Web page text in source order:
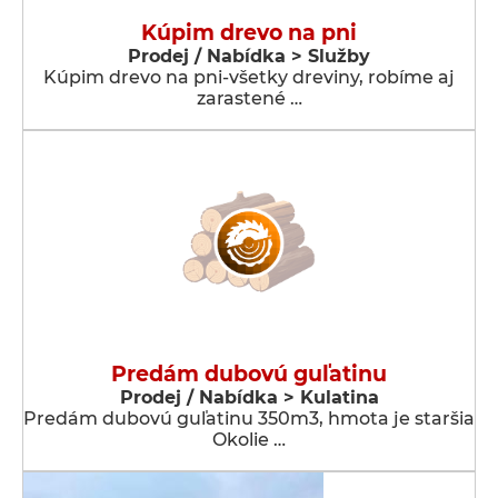
Kúpim drevo na pni
Prodej / Nabídka > Služby
Kúpim drevo na pni-všetky dreviny, robíme aj
zarastené …
Predám dubovú guľatinu
Prodej / Nabídka > Kulatina
Predám dubovú guľatinu 350m3, hmota je staršia
Okolie …